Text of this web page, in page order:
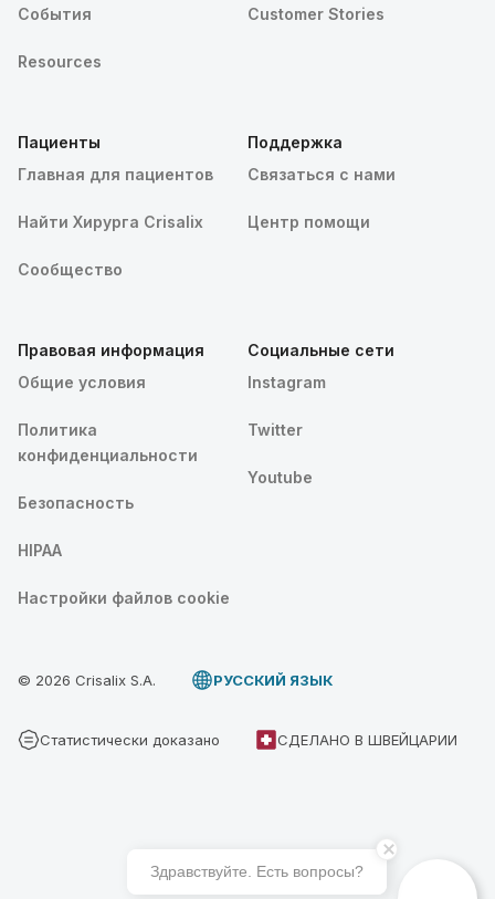
События
Resources
Customer Stories
Пациенты
Главная для пациентов
Найти Хирурга Crisalix
Сообщество
Поддержка
Связаться с нами
Центр помощи
Правовая информация
Общие условия
Политика
конфиденциальности
Безопасность
HIPAA
Настройки файлов cookie
Социальные сети
Instagram
Twitter
Youtube
© 2026 Crisalix S.A. PУССКИЙ ЯЗЫК
Статистически доказано СДЕЛАНО В ШВЕЙЦАРИИ
Здравствуйте. Есть вопросы?